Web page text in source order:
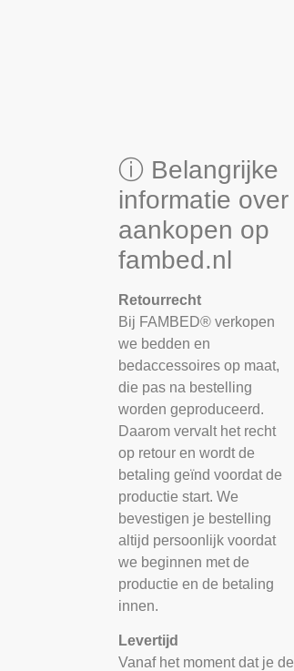
ⓘ Belangrijke
informatie over
aankopen op
fambed.nl
Retourrecht
Bij FAMBED® verkopen
we bedden en
bedaccessoires op maat,
die pas na bestelling
worden geproduceerd.
Daarom vervalt het recht
op retour en wordt de
betaling geïnd voordat de
productie start. We
bevestigen je bestelling
altijd persoonlijk voordat
we beginnen met de
productie en de betaling
innen.
Levertijd
Vanaf het moment dat je de